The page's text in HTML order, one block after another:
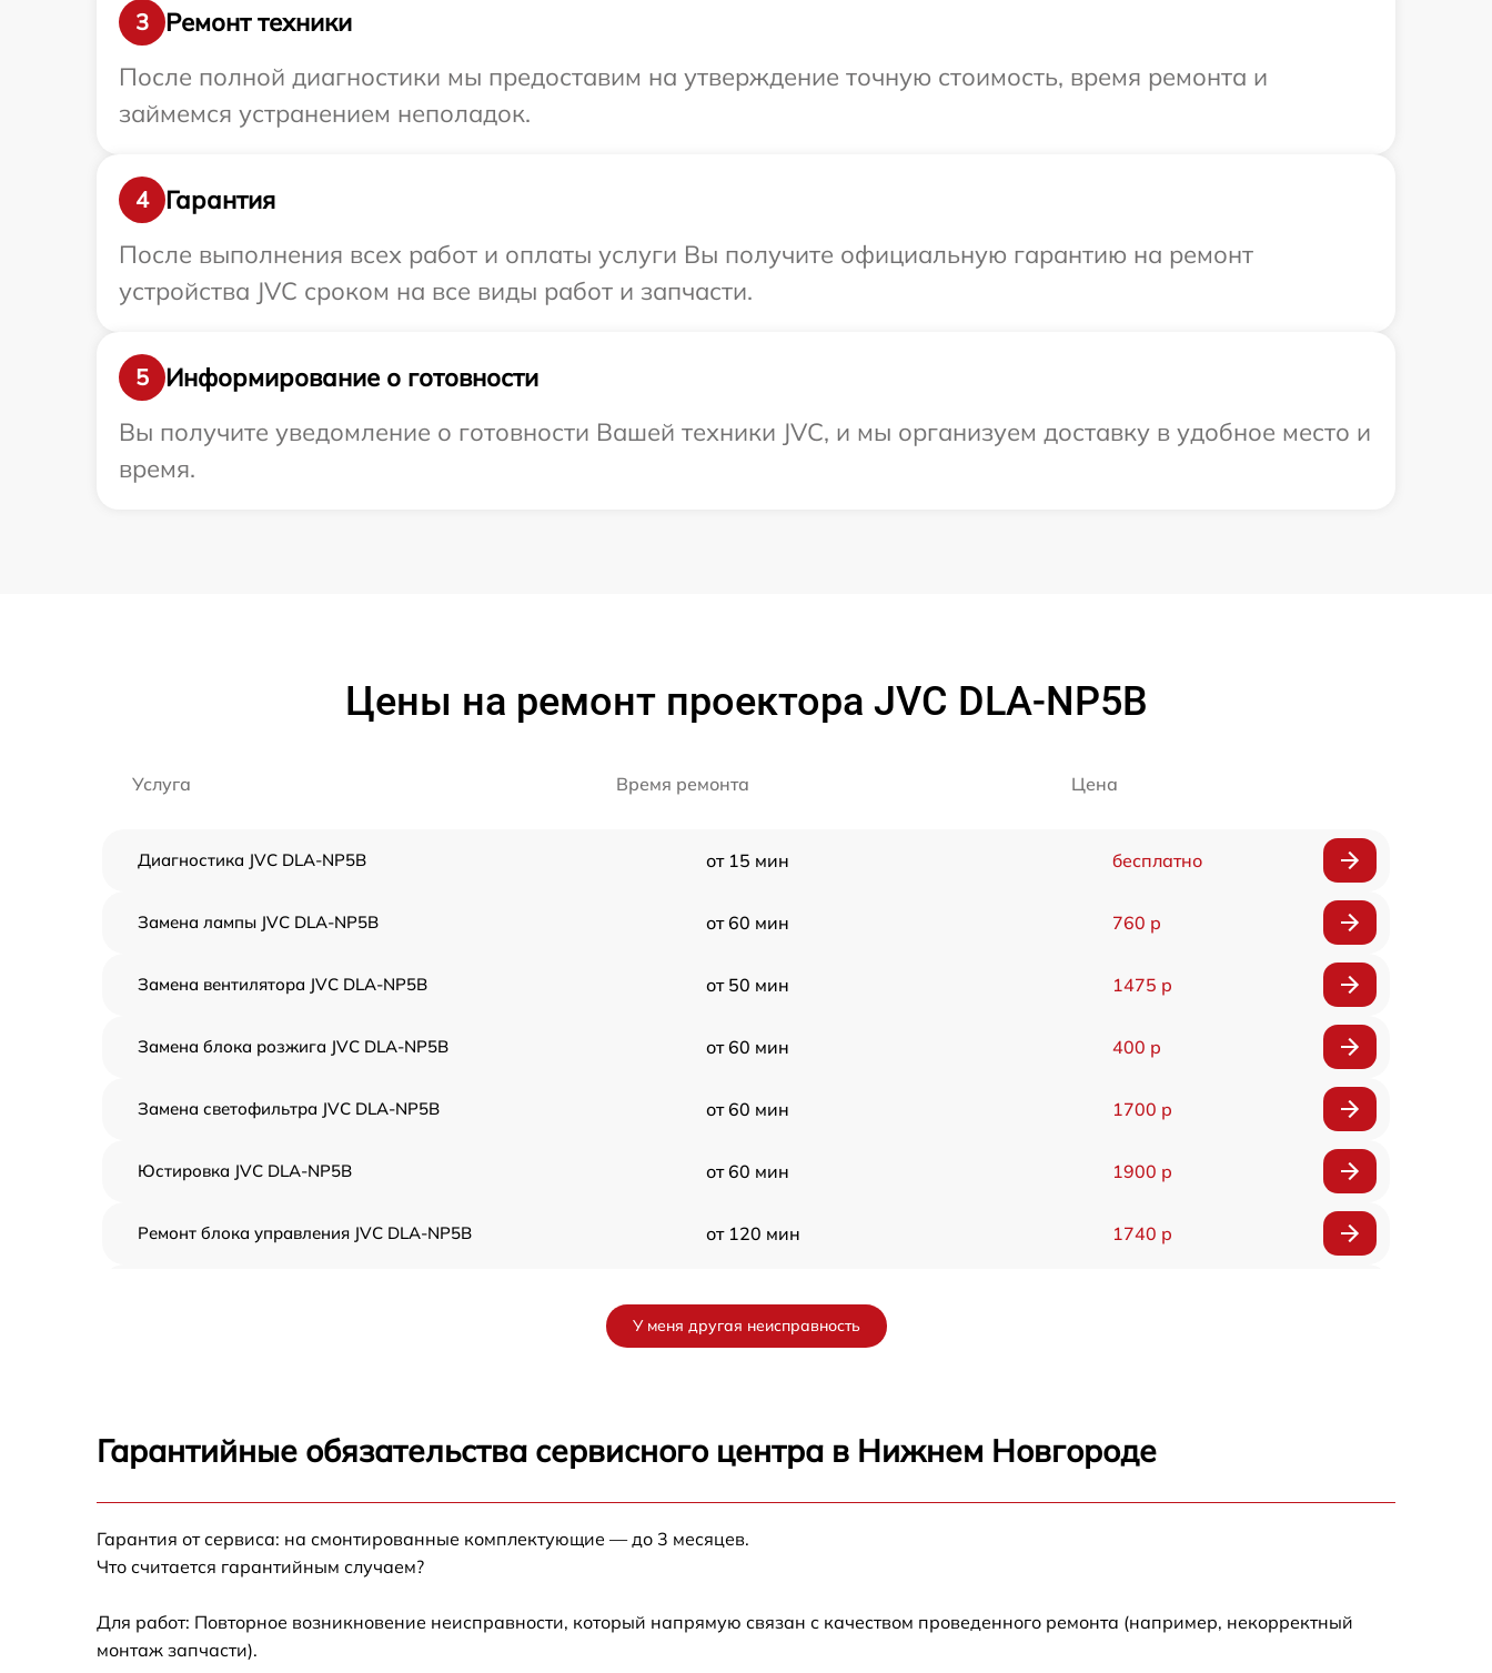
3
Ремонт техники
После полной диагностики мы предоставим на утверждение точную стоимость, время ремонта и
займемся устранением неполадок.
4
Гарантия
После выполнения всех работ и оплаты услуги Вы получите официальную гарантию на ремонт
устройства JVC сроком на все виды работ и запчасти.
5
Информирование о готовности
Вы получите уведомление о готовности Вашей техники JVC, и мы организуем доставку в удобное место и
время.
Цены на ремонт проектора JVC DLA-NP5B
Услуга Время ремонта Цена
Диагностика JVC DLA-NP5B от 15 мин бесплатно
Замена лампы JVC DLA-NP5B от 60 мин 760 р
Замена вентилятора JVC DLA-NP5B от 50 мин 1475 р
Замена блока розжига JVC DLA-NP5B от 60 мин 400 р
Замена светофильтра JVC DLA-NP5B от 60 мин 1700 р
Юстировка JVC DLA-NP5B от 60 мин 1900 р
Ремонт блока управления JVC DLA-NP5B от 120 мин 1740 р
Замена линзы JVC DLA-NP5B от 60 мин
У меня другая неисправность
Гарантийные обязательства сервисного центра в Нижнем Новгороде
Гарантия от сервиса: на смонтированные комплектующие — до 3 месяцев.
Что считается гарантийным случаем?
Для работ: Повторное возникновение неисправности, который напрямую связан с качеством проведенного ремонта (например, некорректный
монтаж запчасти).